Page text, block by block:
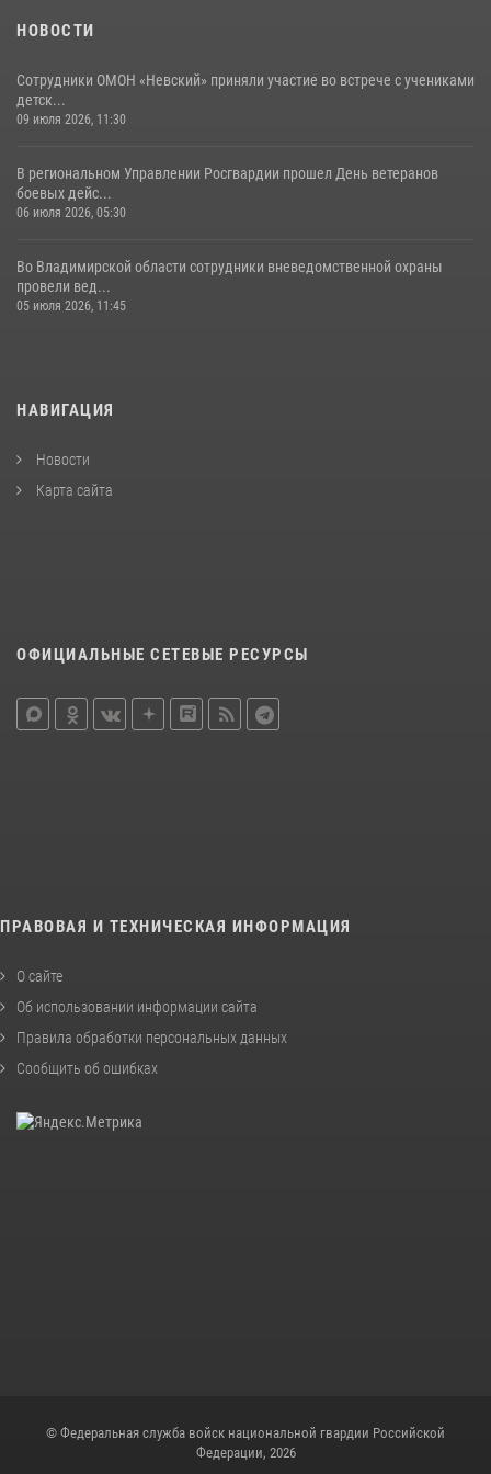
НОВОСТИ
Сотрудники ОМОН «Невский» приняли участие во встрече с учениками
детск...
09 июля 2026, 11:30
В региональном Управлении Росгвардии прошел День ветеранов
боевых дейс...
06 июля 2026, 05:30
Во Владимирской области сотрудники вневедомственной охраны
провели вед...
05 июля 2026, 11:45
НАВИГАЦИЯ
Новости
Карта сайта
ОФИЦИАЛЬНЫЕ СЕТЕВЫЕ РЕСУРСЫ
ПРАВОВАЯ И ТЕХНИЧЕСКАЯ ИНФОРМАЦИЯ
О сайте
Об использовании информации сайта
Правила обработки персональных данных
Сообщить об ошибках
© Федеральная служба войск национальной гвардии Российской
Федерации, 2026